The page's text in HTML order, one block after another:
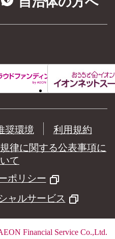
奨環境
利用規約
律に関する公表事項に
て
ポリシー
ャルサービス
Financial Service Co.,Ltd.